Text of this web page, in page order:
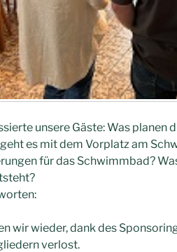
unsere Gäste: Was planen
es mit dem Vorplatz am
für das Schwimmbad?
wir wieder, dank des
verlost.